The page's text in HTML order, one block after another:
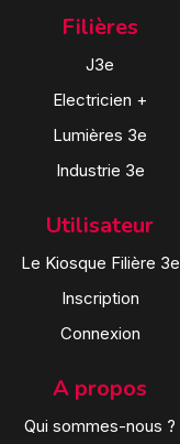
Filières
J3e
Electricien +
Lumières 3e
Industrie 3e
Utilisateur
Le Kiosque Filière 3e
Inscription
Connexion
A propos
Qui sommes-nous ?